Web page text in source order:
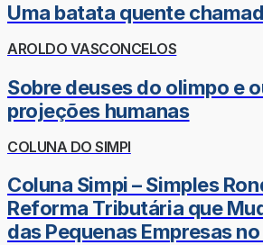
Uma batata quente
AROLDO VASCONCELOS
Sobre deuses do olimpo e
projeções humanas
COLUNA DO SIMPI
Coluna Simpi – Simples
Reforma Tributária que
das Pequenas Empresas